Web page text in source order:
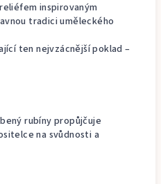
inspirovaným
tradici uměleckého
ten nejvzácnější poklad –
rubíny propůjčuje
na svůdnosti a